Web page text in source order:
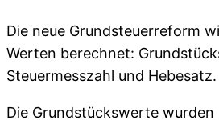
Die neue Grundsteuerreform
Werten berechnet:
Steuermesszahl und Hebesatz.
Die Grundstückswerte